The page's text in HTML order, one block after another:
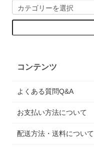
コンテンツ
よくある質問Q&A
お支払い方法について
配送方法・送料について